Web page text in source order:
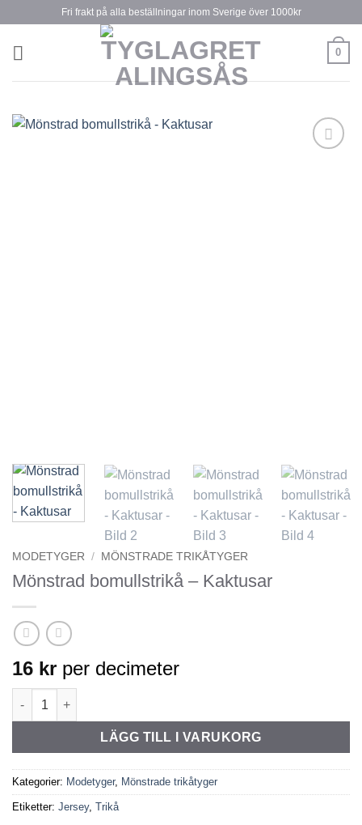
content
Fri frakt på alla beställningar inom Sverige över 1000kr
0
MODETYGER / MÖNSTRADE TRIKÅTYGER
Mönstrad bomullstrikå – Kaktusar
16 kr per decimeter
Mönstrad bomullstrikå - Kaktusar mängd
LÄGG TILL I VARUKORG
Kategorier: Modetyger, Mönstrade trikåtyger
Etiketter: Jersey, Trikå